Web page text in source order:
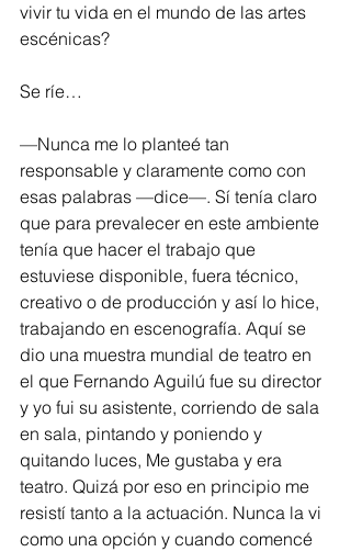
vivir tu vida en el mundo de las artes
escénicas?
Se ríe…
—Nunca me lo planteé tan
responsable y claramente como con
esas palabras —dice—. Sí tenía claro
que para prevalecer en este ambiente
tenía que hacer el trabajo que
estuviese disponible, fuera técnico,
creativo o de producción y así lo hice,
trabajando en escenografía. Aquí se
dio una muestra mundial de teatro en
el que Fernando Aguilú fue su director
y yo fui su asistente, corriendo de sala
en sala, pintando y poniendo y
quitando luces, Me gustaba y era
teatro. Quizá por eso en principio me
resistí tanto a la actuación. Nunca la vi
como una opción y cuando comencé